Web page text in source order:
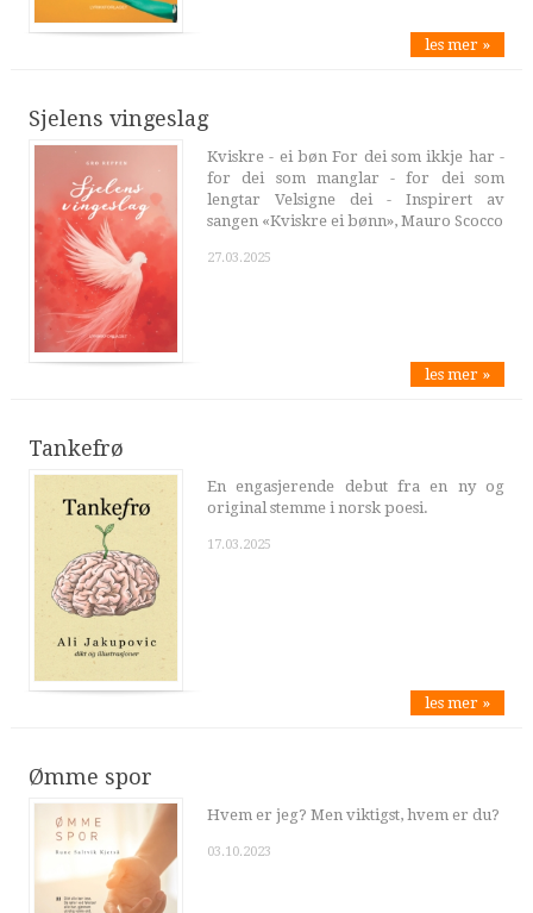
les mer »
Sjelens vingeslag
Kviskre - ei bøn For dei som ikkje har -
for dei som manglar - for dei som
lengtar Velsigne dei - Inspirert av
sangen «Kviskre ei bønn», Mauro Scocco
27.03.2025
les mer »
Tankefrø
En engasjerende debut fra en ny og
original stemme i norsk poesi.
17.03.2025
les mer »
Ømme spor
Hvem er jeg? Men viktigst, hvem er du?
03.10.2023